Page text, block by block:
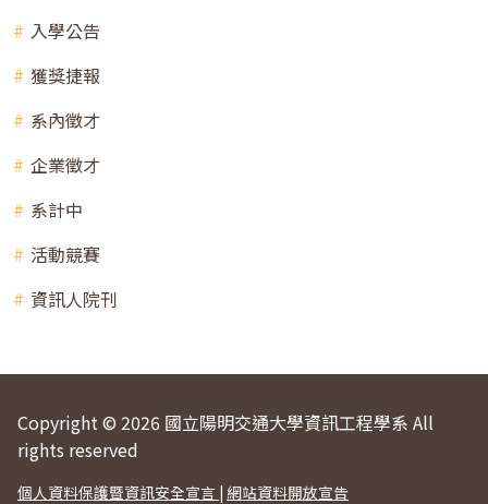
入學公告
獲獎捷報
系內徵才
企業徵才
系計中
活動競賽
資訊人院刊
Copyright © 2026 國立陽明交通大學資訊工程學系 All
rights reserved
個人資料保護暨資訊安全宣言 | 網站資料開放宣告